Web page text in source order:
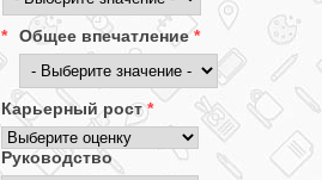
* Общее впечатление*
Карьерный рост*
Руководство